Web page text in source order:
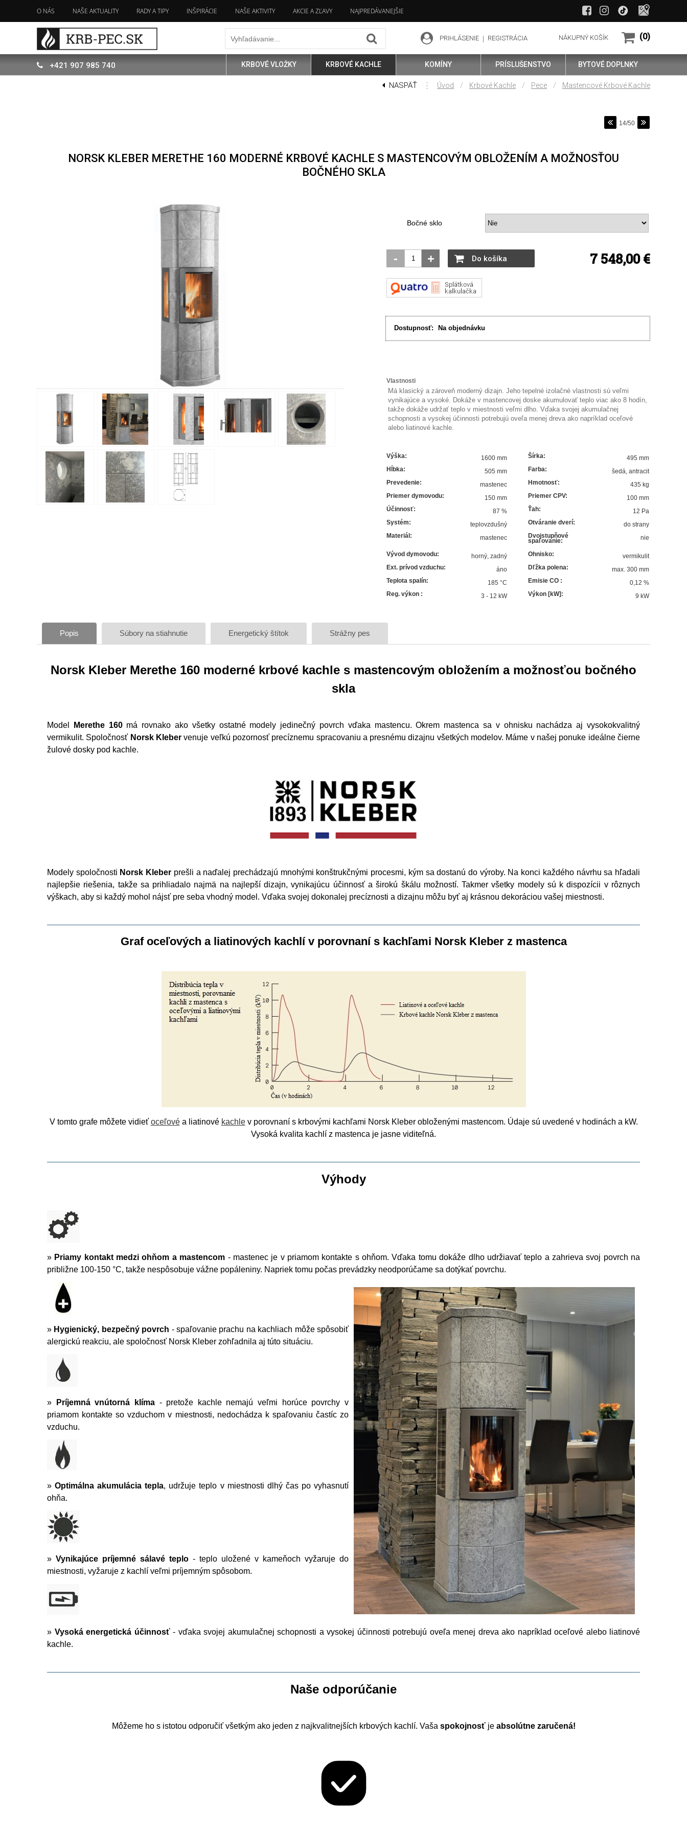
O NÁS NAŠE AKTUALITY RADY A TIPY INŠPIRÁCIE NAŠE AKTIVITY AKCIE A ZĽAVY NAJPREDÁVANEJŠIE
KRBOVÉ VLOŽKY KRBOVÉ KACHLE KOMÍNY PRÍSLUŠENSTVO BYTOVÉ DOPLNKY
PRIHLÁSENIE REGISTRÁCIA
+421 907 985 740
NÁKUPNÝ KOŠÍK (0)
NASPÄŤ ⋮ Úvod / Krbové Kachle / Pece / Mastencové Krbové Kachle
14/50
NORSK KLEBER MERETHE 160 MODERNÉ KRBOVÉ KACHLE S MASTENCOVÝM OBLOŽENÍM A MOŽNOSŤOU
BOČNÉHO SKLA
Bočné sklo
- + Do košíka 7 548,00 €
Dostupnosť: Na objednávku
Vlastnosti
Má klasický a zároveň moderný dizajn. Jeho tepelné izolačné vlastnosti sú veľmi
vynikajúce a vysoké. Dokáže v mastencovej doske akumulovať teplo viac ako 8 hodín,
takže dokáže udržať teplo v miestnosti veľmi dlho. Vďaka svojej akumulačnej
schopnosti a vysokej účinnosti potrebujú oveľa menej dreva ako napríklad oceľové
alebo liatinové kachle.
Výška: 1600 mm Šírka:
495 mm
Hĺbka: 505 mm Farba: šedá, antracit
Prevedenie: mastenec Hmotnosť:
435 kg
Priemer dymovodu: 150 mm Priemer CPV:
100 mm
Účinnosť: 87% Ťah:
12 Pa
Systém: teplovzdušný Otváranie dverí:
do strany
Materiál : mastenec Dvojstupňové
spaľovanie: nie
Vývod dymovodu: horný, zadný Ohnisko:
vermikulit
Ext. prívod vzduchu: áno Dľžka polena:
max. 300 mm
Teplota spalín: 185°C Emisie CO :
0,12 %
Reg. výkon : 3 - 12 kW Výkon [kW] : 9 kW
Popis Súbory na stiahnutie Energetický štítok Strážny pes
Norsk Kleber Merethe 160 moderné krbové kachle s mastencovým obložením a možnosťou bočného
skla
Model Merethe 160má rovnako ako všetky ostatné modely jedinečný povrch vďaka mastencu. Okrem mastenca sa v ohnisku nachádza aj vysokokvalitný
vermikulit. Spoločnosť Norsk Klebervenuje veľkú pozornosť precíznemu spracovaniu a presnému dizajnu všetkých modelov. Máme v našej ponuke ideálne čierne
žulové dosky pod kachle.
Modely spoločnosti Norsk Kleber prešli a naďalej prechádzajú mnohými konštrukčnými procesmi, kým sa dostanú do výroby. Na konci každého návrhu sa hľadali
najlepšie riešenia, takže sa prihliadalo najmä na najlepší dizajn, vynikajúcu účinnosť a širokú škálu možností. Takmer všetky modely sú k dispozícii v rôznych
výškach, aby si každý mohol nájsť pre seba vhodný model. Vďaka svojej dokonalej precíznosti a dizajnu môžu byť aj krásnou dekoráciou vašej miestnosti.
Graf oceľových a liatinových kachlí v porovnaní s kachľami Norsk Kleber z mastenca
V tomto grafe môžete vidieť oceľovéa liatinové kachlev porovnaní s krbovými kachľami Norsk Kleber obloženými mastencom. Údaje sú uvedené v hodinách a kW.
Vysoká kvalita kachlí z mastenca je jasne viditeľná.
Výhody
» Priamy kontakt medzi ohňom a mastencom - mastenec je v priamom kontakte s ohňom. Vďaka tomu dokáže dlho udržiavať teplo a zahrieva svoj povrch na
približne 100-150 °C, takže nespôsobuje vážne popáleniny. Napriek tomu počas prevádzky neodporúčame sa dotýkať povrchu.
» Hygienický, bezpečný povrch - spaľovanie prachu na kachliach môže spôsobiť
alergickú reakciu, ale spoločnosť Norsk Kleber zohľadnila aj túto situáciu.
» Príjemná vnútorná klíma - pretože kachle nemajú veľmi horúce povrchy v
priamom kontakte so vzduchom v miestnosti, nedochádza k spaľovaniu častíc zo
vzduchu.
»Optimálna akumulácia tepla, udržuje teplo v miestnosti dlhý čas po vyhasnutí
ohňa.
» Vynikajúce príjemné sálavé teplo - teplo uložené v kameňoch vyžaruje do
miestnosti, vyžaruje z kachlí veľmi príjemným spôsobom.
» Vysoká energetická účinnosť- vďaka svojej akumulačnej schopnosti a vysokej účinnosti potrebujú oveľa menej dreva ako napríklad oceľové alebo liatinové
kachle.
Naše odporúčanie
Môžeme ho s istotou odporučiť všetkým ako jeden z najkvalitnejších krbových kachlí. Vaša spokojnosť jeabsolútne zaručená!